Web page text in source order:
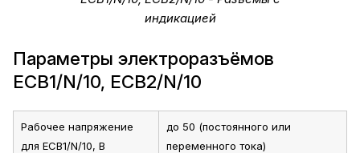
индикацией
Параметры электроразъёмов
ECB1/N/10, ECB2/N/10
Рабочее напряжение
для ECB1/N/10, В
до 50 (постоянного или
переменного тока)